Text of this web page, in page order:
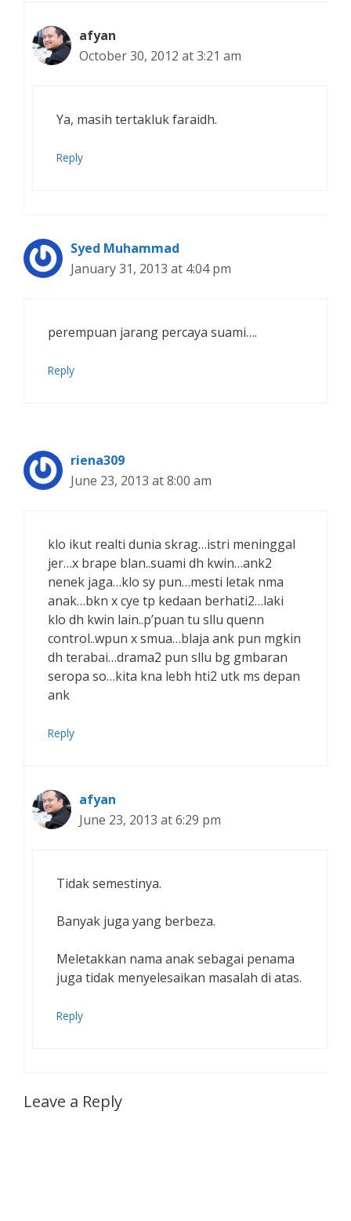
afyan
October 30, 2012 at 3:21 am
Ya, masih tertakluk faraidh.
Reply
Syed Muhammad
January 31, 2013 at 4:04 pm
perempuan jarang percaya suami….
Reply
riena309
June 23, 2013 at 8:00 am
klo ikut realti dunia skrag…istri meninggal
jer…x brape blan..suami dh kwin…ank2
nenek jaga…klo sy pun…mesti letak nma
anak…bkn x cye tp kedaan berhati2…laki
klo dh kwin lain..p’puan tu sllu quenn
control..wpun x smua…blaja ank pun mgkin
dh terabai…drama2 pun sllu bg gmbaran
seropa so…kita kna lebh hti2 utk ms depan
ank
Reply
afyan
June 23, 2013 at 6:29 pm
Tidak semestinya.
Banyak juga yang berbeza.
Meletakkan nama anak sebagai penama
juga tidak menyelesaikan masalah di atas.
Reply
Leave a Reply